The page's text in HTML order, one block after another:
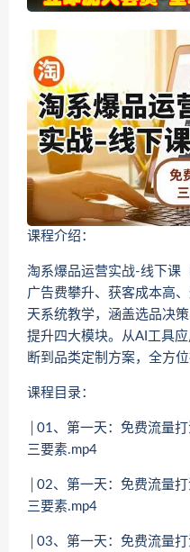
课程介绍：
淘系爆品运营实战-线下课
广告费攀升、获客成本高
天系统教学，涵盖选品决
提升四大模块。从AI工具
断到品类定制方案，全方
课程目录：
│01、第一天：免费流量
三要素.mp4
│02、第一天：免费流量
三要素.mp4
│03、第一天：免费流量